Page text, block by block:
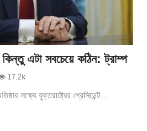
এটা সবচেয়ে কঠিন: ট্রাম্প
17.2k
লক্ষ্যে যুক্তরাষ্ট্রের প্রেসিডেন্ট...